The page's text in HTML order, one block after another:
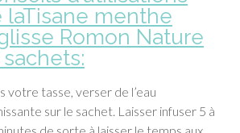
laTisane menthe
Romon Nature
sachets:
votre tasse, verser de l’eau
sur le sachet. Laisser infuser 5 à